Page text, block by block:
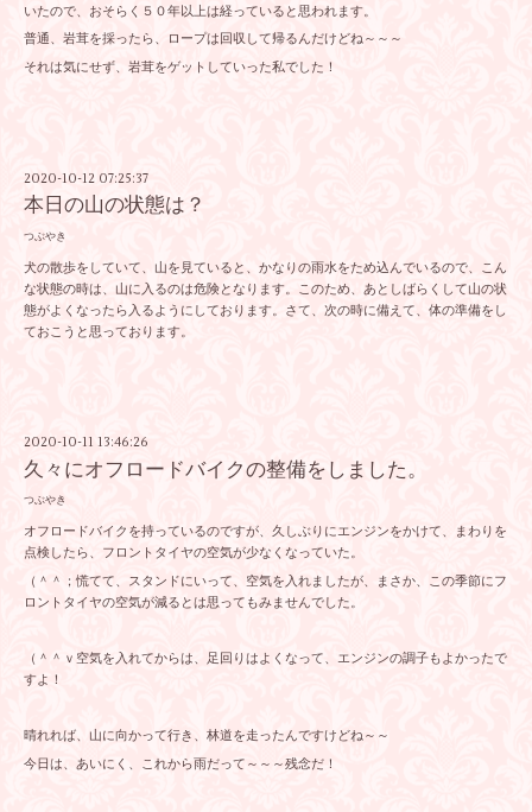
いたので、おそらく５０年以上は経っていると思われます。
普通、岩茸を採ったら、ロープは回収して帰るんだけどね～～～
それは気にせず、岩茸をゲットしていった私でした！
2020-10-12 07:25:37
本日の山の状態は？
つぶやき
犬の散歩をしていて、山を見ていると、かなりの雨水をため込んでいるので、こん
な状態の時は、山に入るのは危険となります。このため、あとしばらくして山の状
態がよくなったら入るようにしております。さて、次の時に備えて、体の準備をし
ておこうと思っております。
2020-10-11 13:46:26
久々にオフロードバイクの整備をしました。
つぶやき
オフロードバイクを持っているのですが、久しぶりにエンジンをかけて、まわりを
点検したら、フロントタイヤの空気が少なくなっていた。
（＾＾；慌てて、スタンドにいって、空気を入れましたが、まさか、この季節にフ
ロントタイヤの空気が減るとは思ってもみませんでした。
（＾＾ｖ空気を入れてからは、足回りはよくなって、エンジンの調子もよかったで
すよ！
晴れれば、山に向かって行き、林道を走ったんですけどね～～
今日は、あいにく、これから雨だって～～～残念だ！